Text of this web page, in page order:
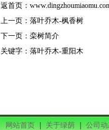
返首页：
上一页： 落叶乔木-枫香树
下一页： 栾树简介
关键字： 落叶乔木-重阳木
网站首页 | 关于绿荫 | 公司